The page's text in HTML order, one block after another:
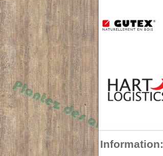
Information: